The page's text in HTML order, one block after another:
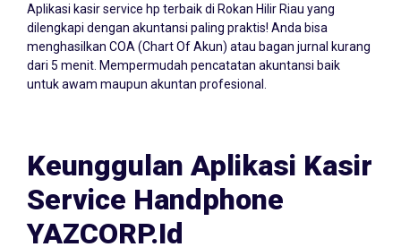
dilengkapi dengan akuntansi paling praktis! Anda bisa
menghasilkan COA (Chart Of Akun) atau bagan jurnal kurang
dari 5 menit. Mempermudah pencatatan akuntansi baik
untuk awam maupun akuntan profesional.
Keunggulan Aplikasi Kasir
Service Handphone
YAZCORP.id